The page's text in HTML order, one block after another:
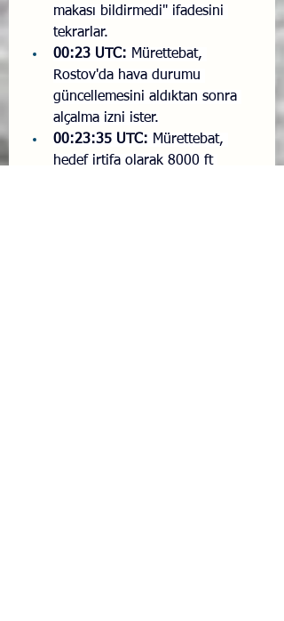
makası bildirmedi" ifadesini
tekrarlar.
00:23 UTC: Mürettebat,
Rostov'da hava durumu
güncellemesini aldıktan sonra
alçalma izni ister.
00:23:35 UTC: Mürettebat,
hedef irtifa olarak 8000 ft